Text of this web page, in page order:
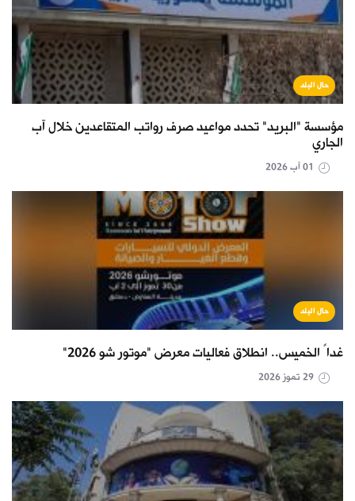
حال البلد
مؤسسة "البريد" تحدد مواعيد صرف رواتب المتقاعدين خلال آب
الجاري
حال البلد
غداً الخميس.. انطلاق فعاليات معرض "موتور شو 2026"